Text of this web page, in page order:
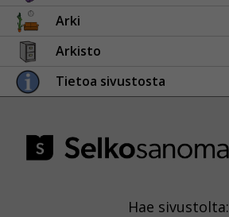
Arki
Arkisto
Tietoa sivustosta
Hae sivustolta: